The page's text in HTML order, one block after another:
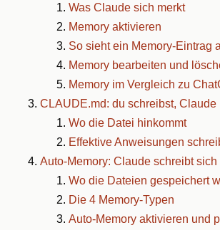
Was Claude sich merkt
Memory aktivieren
So sieht ein Memory-Eintrag
Memory bearbeiten und
Memory im Vergleich zu
CLAUDE.md: du schreibst, Claude
Wo die Datei hinkommt
Effektive Anweisungen
Auto-Memory: Claude schreibt
Wo die Dateien gespeichert
Die 4 Memory-Typen
Auto-Memory aktivieren und